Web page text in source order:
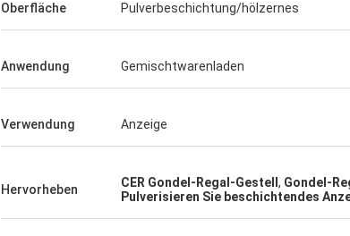
Oberfläche Pulverbeschichtung/hölzernes
Anwendung Gemischtwarenladen
Verwendung Anzeige
Hervorheben CER Gondel-Regal-Gestell , Gondel-
Pulverisieren Sie beschichtendes